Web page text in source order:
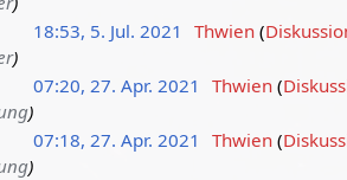
18:53, 5. Jul. 2021 Thwien
07:20, 27. Apr. 2021 Thwien
07:18, 27. Apr. 2021 Thwien